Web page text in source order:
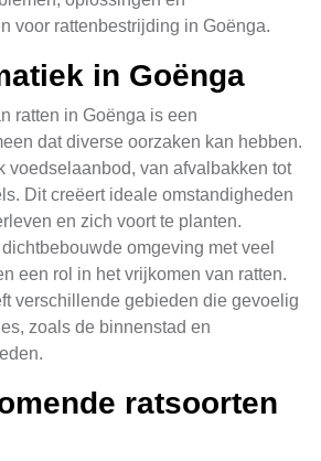
voor rattenbestrijding in Goënga.
in Goënga
ratten in Goënga is een
dat diverse oorzaken kan hebben.
voedselaanbod, van afvalbakken tot
Dit creëert ideale omstandigheden
en zich voort te planten.
omgeving met veel
een rol in het vrijkomen van ratten.
verschillende gebieden die gevoelig
zoals de binnenstad en
ratsoorten